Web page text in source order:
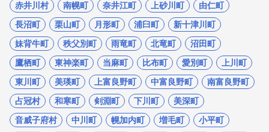
赤井川村
南幌町 奈井江町 上砂川町
由仁町
長沼町
栗山町 月形町 浦臼町
新十津川町
妹背牛町
秩父別町 雨竜町 北竜町
沼田町
鷹栖町
東神楽町 当麻町 比布町 愛別町
上川町
東川町
美瑛町 上富良野町 中富良野町
南富良野町
占冠村
和寒町 剣淵町 下川町
美深町
音威子府村
中川町 幌加内町 増毛町
小平町